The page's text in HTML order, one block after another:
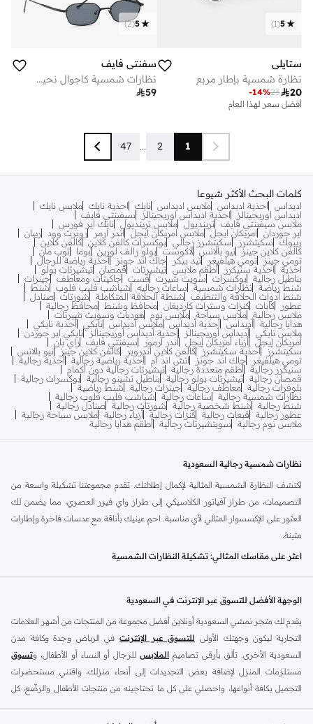
5
(
1
)
ستايلي
نظارة شمسية بإطار مربع
20
23
-14%
أفضل سعر لهذا العام
5
(
2
)
سفنتي فايف
نظارات شمسية كاجوال نحيفة
59
1
2
...
47
كلمات البحث الأكثر شيوعا
اديداس احذية اديداس ملابس اديداس نايك احذية نايك ملابس نايك
اديداس اوريجينالز
احذية اديداس اوريجينالز
سيفينتي فايف
ملابس سيفينتي فايف ترينديول ملابس ترينديول نايك اير فورس
اير جوردان امريكان ايجل ملابس امريكان ايجل اندر ارمر روبرت وود
ريبان
ريبوك
سكيتشرز سكيتشرز رجالي بوكسرات كالفن كلاين كالفن كلاين
كالفن كلاين جينز نيو بالانس لاكوست بولو رالف لورين بوما
توب مان
تومي جينز تومي هيلفيغر تيد بيكر جاك اند جونز
أحذية رياضة للرجال
احذية
احذية سنيكرز أطقم ملابس تيشيرتات قمصان تيشيرتات بولو
بناطيل رجالية بوكسرات سويت شيرت فست جاكيتات ومعاطف جينزات
شنط رياضة نظارات شمسية ساعات رجاليه شباشب فليب فلوب
شنط
شنط أدوات الحلاقة والتنظيف
شنطة الحلاقة المتكاملة شورتات صنادل
عطور
كابات كنزات وسترات كارديغان محافظ وشنط
محافظ رجالية
ملابس رجالية ملابس سباحة ملابس نوم
هوديات وسويت شيرتات
هدايا رجالية أديداس أحذية أديداس ملابس أديداس نايكي أحذبة نايكي
ملابس نايكي أديداس أوريجينالز أحذية أديداس أوريجينالز
نايكي اير جوردن
أمريكان إيجل أزياء أمريكان إيجل أندر آرمور سيفنتي فايف راي بان
سكيتشرز
أحذية سكيتشرز كالفن كلاين اندروير كالفن كلاين جينز
نيو بالانس
تومي هيلفيغر
جاك اند جونز اتش اند ام أحذية رياضية رجالية أحذية رجالية
سنيكرز رجالية أطقم متعددة رجالية تيشيرتات رجالية دون أكمام
قمصان رجالية تيشيرتات بولو رجالية بناطيل تشينو رجالية بوكسرات رجالية
بلوفرات رجالية معاطف رجالية جينزات رجالية
شنط رياضية
نظارات شمسية رجالية
ساعات رجالية
شباشب فليب فلوب رجالية
شنط رجالية
شنط شخصية رجالية شورتات رجالية صنادل رجالية
عطور رجالية
قبعات رجالية كنزات رجالية أزياء رجالية ملابس سباحة رجالية
ملابس نوم رجالية
سويتشيرتات رجالية أطقم هدايا رجالية
نظارات شمسية رجالية السعودية
اكتشف النظارة الشمسية المثالية لإكمال إطلالتك. تقدم مجموعتنا تشكيلة واسعة من
التصميمات، من طراز آفياتور الكلاسيكي إلى طراز واي فيرر العصري، مما يضمن لك
العثور على الإكسسوار المثالي لأي مناسبة. احمِ عينيك بأناقة مع عدسات فاخرة وإطارات
متينة.
اعثر على مقاسك المثالي: تشكيلة النظارات الشمسية
النظارات الشمسية المناسبة تفعل أكثر من مجرد حماية عينيك. إنها تحدد أسلوبك.
استكشف مجموعتنا المختارة من النظارات الشمسية الرجالية، المصممة لتكمل كل شكل
تصميمات إطارات لكل وجه
آفياتور: كلاسيكية ومتعددة الاستخدامات، توفر إحساسًا بالراحة والرقي. مثالية
للخروجات الكاجوال والقيادة.
واي فيرر:خيار كلاسيكي بتصميم جريء ومميز. مثالية لإطلالة أنيقة وعصرية لا تبطل
موضتها أبدًا.
الوجهة الأفضل للتسوق عبر الإنترنت في السعودية
يقدم لك متجر نمشي السعودية أونلاين أفضل مجموعة من المنتجات من أشهر العلامات
التجارية ليكون وجهتك الأولى للتسوق عبر الإنترنت في الرياض وجدة وكافة مدن
السعودية الأخرى. تألق بأرقى تصاميم الملابس للرجال أو النساء أو الأطفال، وتسوق
مستلزمات المنزل لإضافة بعض التجديدات إلى أنحاء منزلك، واقتني مستحضرات
التجميل بكافة أنواعها، واحصلي على كل ما تحتاجينه من منتجات الأطفال والرضّع، كل